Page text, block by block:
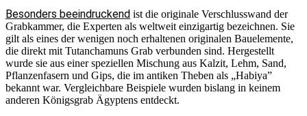
Besonders beeindruckend ist die originale Verschlusswand der
Grabkammer, die Experten als weltweit einzigartig bezeichnen. Sie
gilt als eines der wenigen noch erhaltenen originalen Bauelemente,
die direkt mit Tutanchamuns Grab verbunden sind. Hergestellt
wurde sie aus einer speziellen Mischung aus Kalzit, Lehm, Sand,
Pflanzenfasern und Gips, die im antiken Theben als „Habiya”
bekannt war. Vergleichbare Beispiele wurden bislang in keinem
anderen Königsgrab Ägyptens entdeckt.